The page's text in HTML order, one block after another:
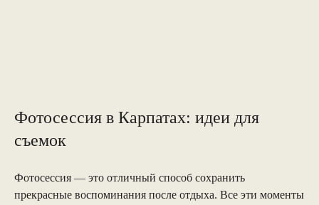
Фотосессия в Карпатах: идеи для
съемок
Фотосессия — это отличный способ сохранить
прекрасные воспоминания после отдыха. Все эти моменты